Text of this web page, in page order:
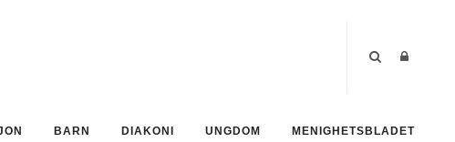
BARN DIAKONI UNGDOM MENIGHETSBLADET